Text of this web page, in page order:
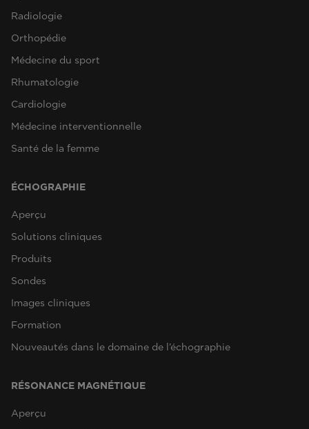
Radiologie
Orthopédie
Médecine du sport
Rhumatologie
Cardiologie
Médecine interventionnelle
Santé de la femme
ÉCHOGRAPHIE
Aperçu
Solutions cliniques
Produits
Sondes
Images cliniques
Formation
Nouveautés dans le domaine de l’échographie
RÉSONANCE MAGNÉTIQUE
Aperçu